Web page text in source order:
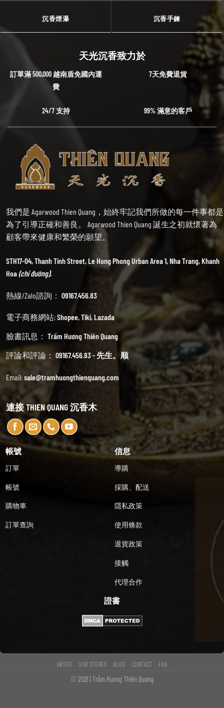
沉香煙瀑 沉香手鍊
天光沉香致力於
訂單滿 500,000 越南盾免國內運
費
7天免費退貨
24/7 支持 99% 滿意的客戶
我們是 Agarwood Thien Quang，始終牢記我們所做的每一件事都是
為了引導正確和善良。 Agarwood Thien Quang 誕生之初就懷著為
顧客帶來健康和繁榮的願望。
STH17-04, Thanh Tinh Street, Le Hong Phong Urban Area 1, Nha Trang, Khanh
Hoa(chỉ đường).
熱線/Zalo諮詢： 09167.456.83
電子商務網站:Shopee,Tiki,Lazada
臉書訊息： Trầm Hương Thiên Quang
評論和評論： 09167.456.83 - 先生。顺
Email:sale@tramhuongthienquang.com
連接 THIEN QUANG 沉香木
帳號
訂單
帳號
購物車
訂單查詢
信息
導購
採購、配送
隱私政策
使用條款
退貨政策
接觸
代理合作
證書
ABOUT OUR STORES BLOG CONTACT FAQ
© 2021 | Trầm Hương Thiên Quang